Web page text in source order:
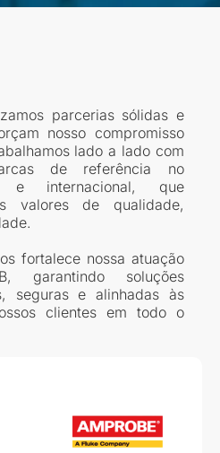
parcerias sólidas e
nosso compromisso
lado a lado com
de referência no
e internacional, que
valores de qualidade,
fortalece nossa atuação
garantindo soluções
seguras e alinhadas às
clientes em todo o